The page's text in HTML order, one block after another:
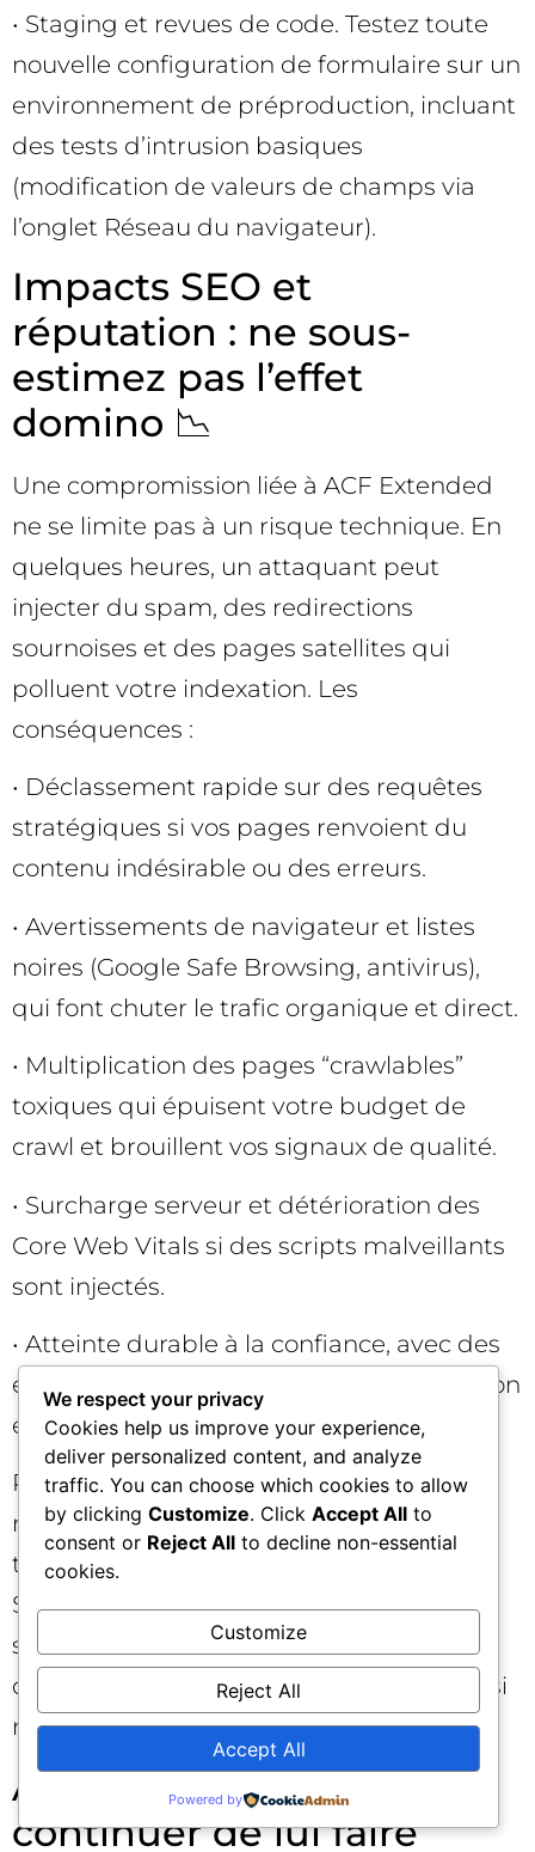
• Staging et revues de code. Testez toute
nouvelle configuration de formulaire sur un
environnement de préproduction, incluant
des tests d’intrusion basiques
(modification de valeurs de champs via
l’onglet Réseau du navigateur).
Impacts SEO et
réputation : ne sous-
estimez pas l’effet
domino 📉
Une compromission liée à ACF Extended
ne se limite pas à un risque technique. En
quelques heures, un attaquant peut
injecter du spam, des redirections
sournoises et des pages satellites qui
polluent votre indexation. Les
conséquences :
• Déclassement rapide sur des requêtes
stratégiques si vos pages renvoient du
contenu indésirable ou des erreurs.
• Avertissements de navigateur et listes
noires (Google Safe Browsing, antivirus),
qui font chuter le trafic organique et direct.
• Multiplication des pages “crawlables”
toxiques qui épuisent votre budget de
crawl et brouillent vos signaux de qualité.
• Surcharge serveur et détérioration des
Core Web Vitals si des scripts malveillants
sont injectés.
• Atteinte durable à la confiance, avec des
effets mesurables sur le taux de conversion
et les backlinks.
Pour préserver votre SEO, agissez vite :
mettez à jour ACF Extended, nettoyez
toute trace de code malveillant, vérifiez
Search Console (sécurité, couverture,
sitemaps), rééditez un sitemap propre, et
déclenchez une demande de réexamen si
nécessaire.
ACF Extended : pourquoi
continuer de lui faire
We respect your privacy
Cookies help us improve your experience,
deliver personalized content, and analyze
traffic. You can choose which cookies to allow
by clicking Customize. Click Accept All to
consent or Reject All to decline non-essential
cookies.
Customize
Reject All
Accept All
Powered by